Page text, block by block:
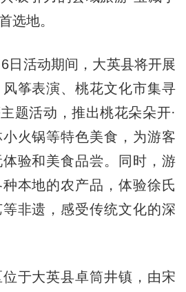
选地。
活动期间，大英县将开展
筝表演、桃花文化市集寻
题活动，推出桃花朵朵开·
火锅等特色美食，为游客
验和美食品尝。同时，游
本地的农产品，体验徐氏
非遗，感受传统文化的深
大英县卓筒井镇，由宋